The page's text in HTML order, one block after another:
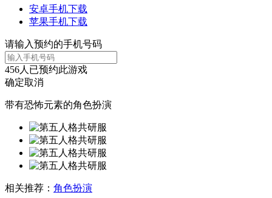
安卓手机下载
苹果手机下载
请输入预约的手机号码
456人已预约此游戏
确定取消
带有恐怖元素的角色扮演
相关推荐： 角色扮演